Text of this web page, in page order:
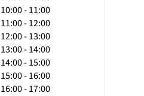
10:00 - 11:00
11:00 - 12:00
12:00 - 13:00
13:00 - 14:00
14:00 - 15:00
15:00 - 16:00
16:00 - 17:00